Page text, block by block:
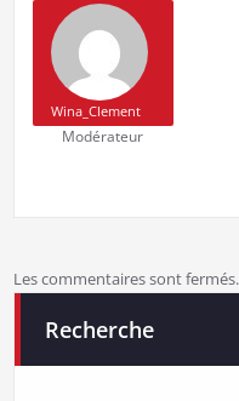
Wina_Clement
Modérateur
Les commentaires sont fermés.
Recherche